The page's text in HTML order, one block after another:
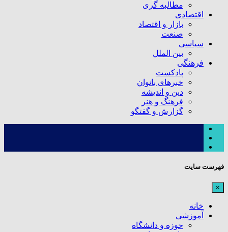
مطالبه گری
اقتصادی
بازار و اقتصاد
صنعت
سیاسی
بین الملل
فرهنگی
پادکست
خبرهای بانوان
دین و اندیشه
فرهنگ و هنر
گزارش و گفتگو
فهرست سایت
×
خانه
آموزشی
حوزه و دانشگاه